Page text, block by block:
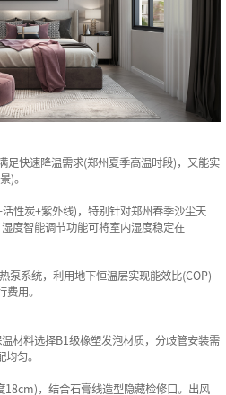
快速降温需求(郑州夏季高温时段)，又能实
)‌。
性炭+紫外线)，特别针对郑州春季沙尘天
度智能调节功能可将室内湿度稳定在
系统，利用地下恒温层实现能效比(COP)
费用‌。
料选择B1级橡塑发泡材质，分歧管安装需
匀‌。
，结合石膏线造型隐藏检修口。出风